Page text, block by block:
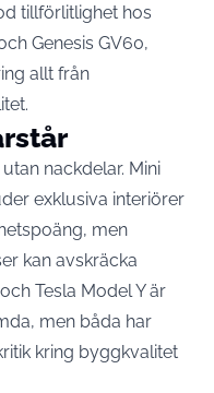
tillförlitlighet hos
Genesis GV60,
allt från
nackdelar. Mini
exklusiva interiörer
men
kan avskräcka
Tesla Model Y är
men båda har
kring byggkvalitet